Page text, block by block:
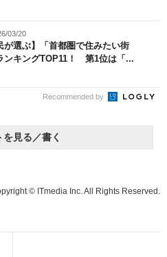
03/20
が選ぶ】「首都圏で住みたい街
ンキングTOP11！ 第1位は「...
Recommended by
を見る／書く
© ITmedia Inc. All Rights Reserved.